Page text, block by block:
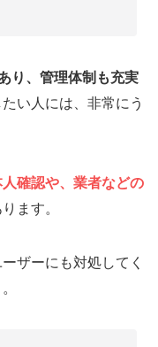
り、管理体制も充実
い人には、非常にう
確認や、業者などの
ます。
ザーにも対処してく